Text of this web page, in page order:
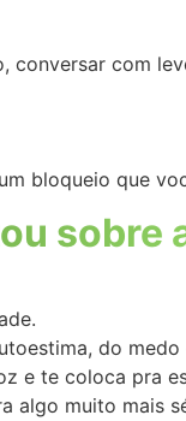
conversar com
bloqueio que
sobre
do medo
e te coloca pra
algo muito mais